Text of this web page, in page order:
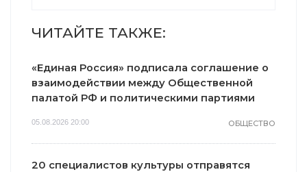
ЧИТАЙТЕ ТАКЖЕ:
«Единая Россия» подписала соглашение о
взаимодействии между Общественной
палатой РФ и политическими партиями
05.08.2026 20:00 ОБЩЕСТВО
20 специалистов культуры отправятся